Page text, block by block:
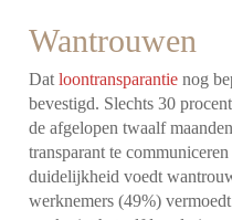
Wantrouwen
Datloontransparantie nog
bevestigd. Slechts 30
de afgelopen twaalf
transparant te
duidelijkheid voedt
werknemers (49%)